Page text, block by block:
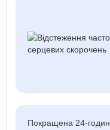
Покращена 24-